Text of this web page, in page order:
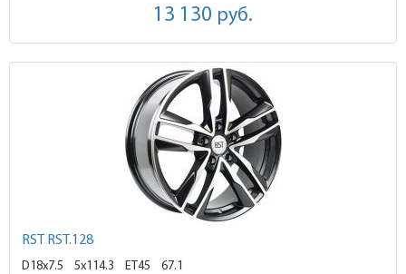
13 130 руб.
RST RST.128
D18x7.5 5x114.3 ET45
67.1